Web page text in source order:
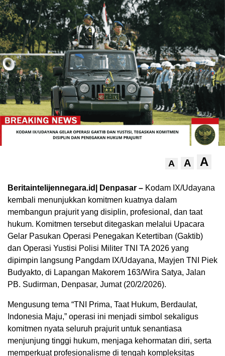
A A A
Beritaintelijennegara.id| Denpasar – Kodam IX/Udayana
kembali menunjukkan komitmen kuatnya dalam
membangun prajurit yang disiplin, profesional, dan taat
hukum. Komitmen tersebut ditegaskan melalui Upacara
Gelar Pasukan Operasi Penegakan Ketertiban (Gaktib)
dan Operasi Yustisi Polisi Militer TNI TA 2026 yang
dipimpin langsung Pangdam IX/Udayana, Mayjen TNI Piek
Budyakto, di Lapangan Makorem 163/Wira Satya, Jalan
PB. Sudirman, Denpasar, Jumat (20/2/2026).
Mengusung tema “TNI Prima, Taat Hukum, Berdaulat,
Indonesia Maju,” operasi ini menjadi simbol sekaligus
komitmen nyata seluruh prajurit untuk senantiasa
menjunjung tinggi hukum, menjaga kehormatan diri, serta
memperkuat profesionalisme di tengah kompleksitas